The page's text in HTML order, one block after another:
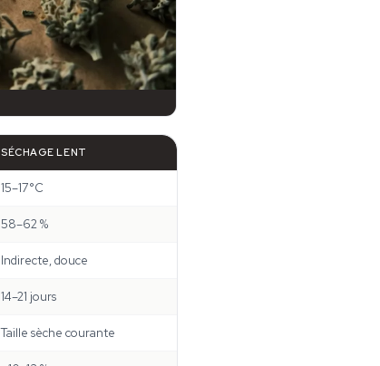
SÉCHAGE LENT
15–17°C
58–62 %
Indirecte, douce
14–21 jours
Taille sèche courante